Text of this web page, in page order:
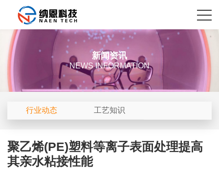
新闻资讯
NEWS INFORMATION
行业动态 工艺知识
聚乙烯(PE)塑料等离子表面处理提高
其亲水粘接性能